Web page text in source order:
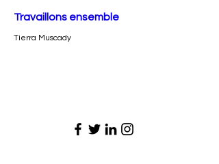
Travaillons ensemble
Tierra Muscady